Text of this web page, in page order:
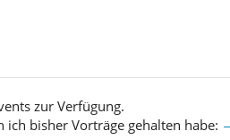
zur Verfügung.
bisher Vorträge gehalten habe: